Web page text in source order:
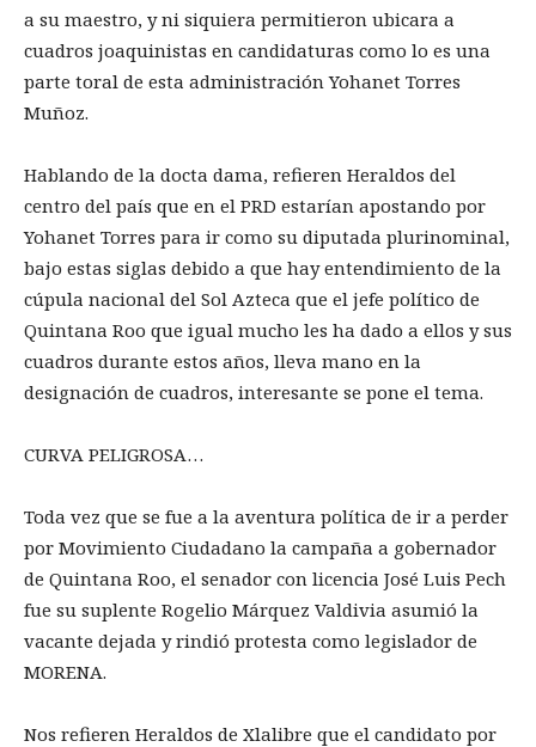
a su maestro, y ni siquiera permitieron ubicara a
cuadros joaquinistas en candidaturas como lo es una
parte toral de esta administración Yohanet Torres
Muñoz.
Hablando de la docta dama, refieren Heraldos del
centro del país que en el PRD estarían apostando por
Yohanet Torres para ir como su diputada plurinominal,
bajo estas siglas debido a que hay entendimiento de la
cúpula nacional del Sol Azteca que el jefe político de
Quintana Roo que igual mucho les ha dado a ellos y sus
cuadros durante estos años, lleva mano en la
designación de cuadros, interesante se pone el tema.
CURVA PELIGROSA…
Toda vez que se fue a la aventura política de ir a perder
por Movimiento Ciudadano la campaña a gobernador
de Quintana Roo, el senador con licencia José Luis Pech
fue su suplente Rogelio Márquez Valdivia asumió la
vacante dejada y rindió protesta como legislador de
MORENA.
Nos refieren Heraldos de Xlalibre que el candidato por